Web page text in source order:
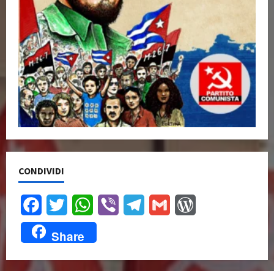
CONDIVIDI
FacebookTwitter WhatsApp
Viber TelegramGmail
Share